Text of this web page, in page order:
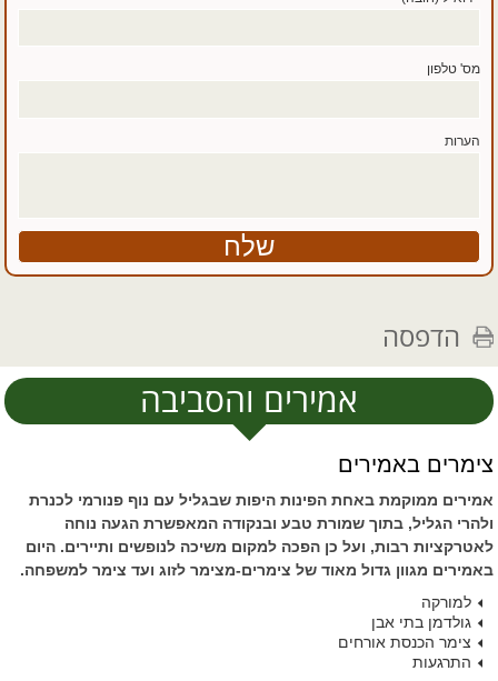
מס' טלפון
הערות
הדפסה
אמירים והסביבה
צימרים באמירים
אמירים ממוקמת באחת הפינות היפות שבגליל עם נוף פנורמי לכנרת
ולהרי הגליל, בתוך שמורת טבע ובנקודה המאפשרת הגעה נוחה
לאטרקציות רבות, ועל כן הפכה למקום משיכה לנופשים ותיירים. היום
באמירים מגוון גדול מאוד של צימרים-מצימר לזוג ועד צימר למשפחה.
למורקה
גולדמן בתי אבן
צימר הכנסת אורחים
התרגעות